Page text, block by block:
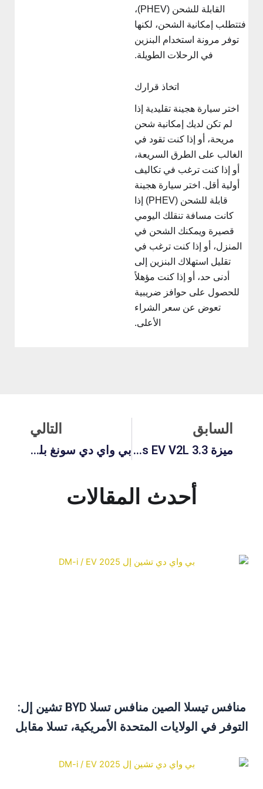
القابلة للشحن (PHEV)،
فتتطلب إمكانية الشحن، لكنها
توفر مرونة استخدام البنزين
في الرحلات الطويلة.
اتخاذ قرارك
اختر سيارة هجينة تقليدية إذا
لم تكن لديك إمكانية شحن
مريحة، أو إذا كنت تقود في
الغالب على الطرق السريعة،
أو إذا كنت ترغب في تكاليف
أولية أقل. اختر سيارة هجينة
قابلة للشحن (PHEV) إذا
كانت مسافة تنقلك اليومي
قصيرة ويمكنك الشحن في
المنزل، أو إذا كنت ترغب في
تقليل استهلاك البنزين إلى
أدنى حد، أو إذا كنت مؤهلاً
للحصول على حوافز ضريبية
تعوض عن سعر الشراء
الأعلى.
السابق
ميزة BYD Song Plus Song Plus EV V2L 3.3 كيلوواط: دليل محطة الطاقة المتنقلة الخاصة بك
التالي
بي واي دي سونغ بلس الداخلية: دليل شامل للفخامة والألوان والتقنيات المستقبلية
أحدث المقالات
منافس تيسلا الصين منافس تسلا BYD تشين إل:
في الولايات المتحدة الأمريكية، تسلا مقابل